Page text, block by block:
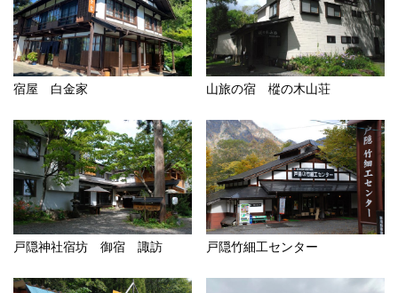
宿屋 白金家 山旅の宿 樅の木山荘
戸隠神社宿坊 御宿 諏訪 戸隠竹細工センター